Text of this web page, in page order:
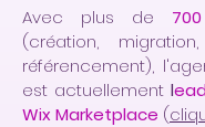
Avec plus de
(création,
référencement),
est actuellement l
Wix Marketplace (